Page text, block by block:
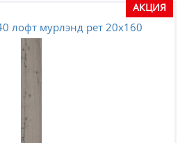
АКЦИЯ
лофт мурлэнд рет 20x160